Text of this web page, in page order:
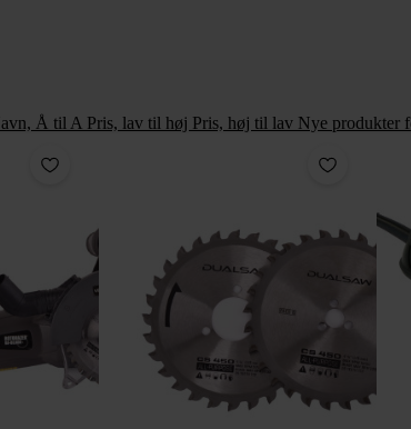
Å til A Pris, lav til høj Pris, høj til lav Nye produkter